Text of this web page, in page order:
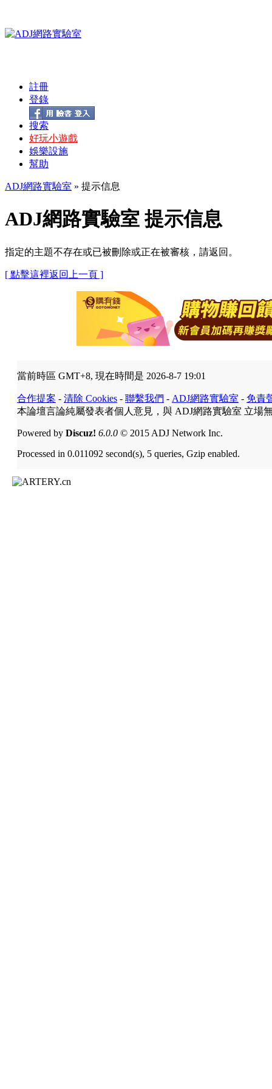
註冊
登錄
搜索
好玩小遊戲
娛樂設施
幫助
ADJ網路實驗室 » 提示信息
ADJ網路實驗室 提示信息
指定的主題不存在或已被刪除或正在被審核，請返回。
[ 點擊這裡返回上一頁 ]
當前時區 GMT+8, 現在時間是 2026-8-7 19:01
合作提案 - 清除 Cookies - 聯繫我們 - ADJ網路實驗室 - 免責
本論壇言論純屬發表者個人意見，與 ADJ網路實驗室 立場
Powered by Discuz! 6.0.0 © 2015 ADJ Network Inc.
Processed in 0.011092 second(s), 5 queries, Gzip enabled.